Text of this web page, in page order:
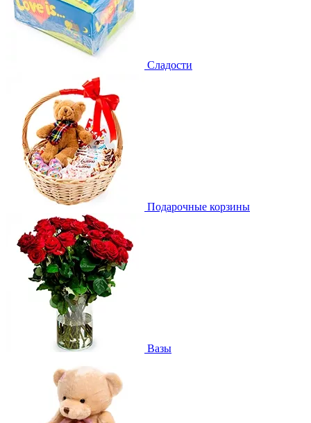
Сладости
Подарочные корзины
Вазы